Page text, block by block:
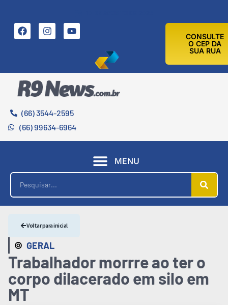
CONSULTE
O CEP DA
SUA RUA
(66) 3544-2595
(66) 99634-6964
MENU
GERAL
Voltar para inicial
Trabalhador morrre ao ter o
corpo dilacerado em silo em
MT